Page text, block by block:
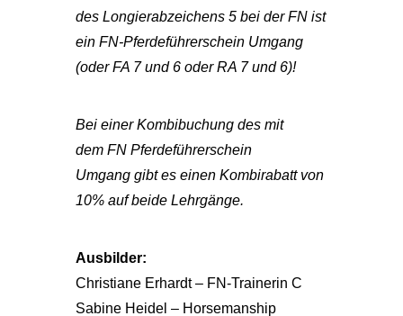
des Longierabzeichens 5 bei der FN ist
ein FN-Pferdeführerschein Umgang
(oder FA 7 und 6 oder RA 7 und 6)!
Bei einer Kombibuchung des mit
dem FN Pferdeführerschein
Umgang gibt es einen Kombirabatt von
10% auf beide Lehrgänge.
Ausbilder:
Christiane Erhardt – FN-Trainerin C
Sabine Heidel – Horsemanship